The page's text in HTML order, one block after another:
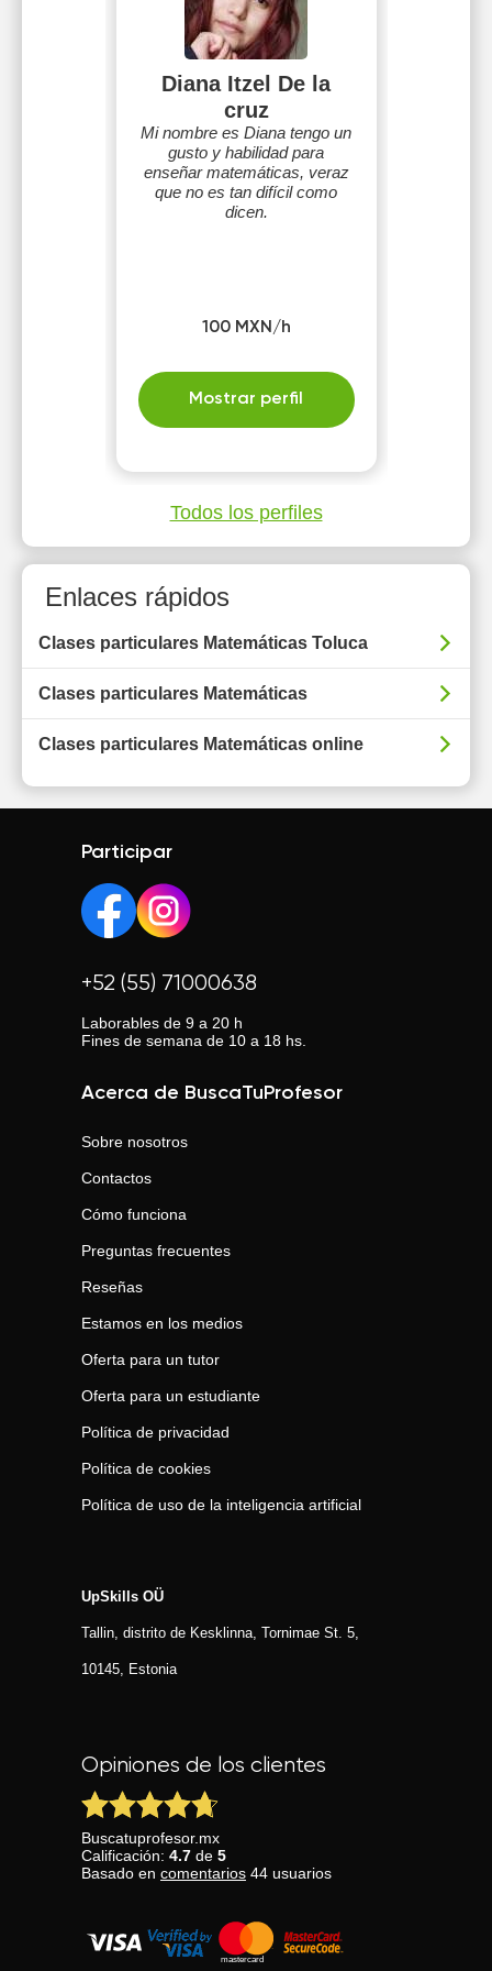
Diana Itzel De la
cruz
Mi nombre es Diana tengo un
gusto y habilidad para
enseñar matemáticas, veraz
que no es tan difícil como
dicen.
100 MXN/h
Mostrar perfil
Todos los perfiles
Enlaces rápidos
Clases particulares Matemáticas Toluca
Clases particulares Matemáticas
Clases particulares Matemáticas online
Participar
+52 (55) 71000638
Laborables de 9 a 20 h
Fines de semana de 10 a 18 hs.
Acerca de BuscaTuProfesor
Sobre nosotros
Contactos
Cómo funciona
Preguntas frecuentes
Reseñas
Estamos en los medios
Oferta para un tutor
Oferta para un estudiante
Política de privacidad
Política de cookies
Política de uso de la inteligencia artificial
UpSkills OÜ
Tallin, distrito de Kesklinna, Tornimаe St. 5,
10145, Estonia
Opiniones de los clientes
Buscatuprofesor.mx
Calificación: 4.7 de 5
Basado en comentarios 44 usuarios